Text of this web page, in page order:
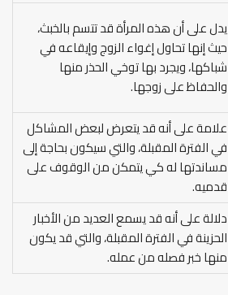
يدل على أن هذه المرأة قد تتسم بالخبث،
حيث إنها تحاول إغواء الزوج وإيقاعه في
شباكها، ويجرد بها توخي الحذر منها
والحفاظ على زوجها.
علامة على أنه قد يتعرض لبعض المشاكل
في الفترة المقبلة، والتي سيكون بحاجة إلى
مساندتها له كي يتمكن من الوقوف على
قدميه.
دلالة على أنه قد يسمع العديد من الأخبار
الحزينة في الفترة المقبلة، والتي قد يكون
منها خبر فصله من عمله.